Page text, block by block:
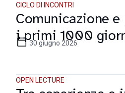
CICLO DI INCONTRI
Comunicazione e
i primi 1000
30 giugno 2026
OPEN LECTURE